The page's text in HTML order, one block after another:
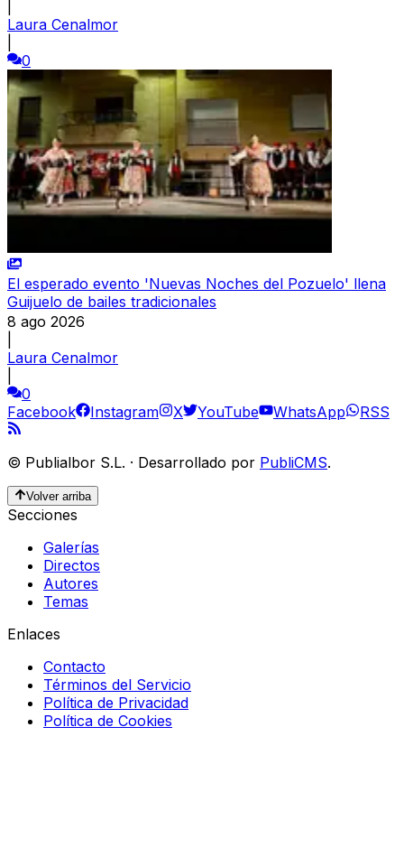
Laura Cenalmor
0
El esperado evento 'Nuevas Noches del Pozuelo' llena
Guijuelo de bailes tradicionales
8 ago 2026
Laura Cenalmor
0
Facebook
Instagram X YouTube WhatsApp RSS
© Publialbor S.L. · Desarrollado por PubliCMS.
Volver arriba
Secciones
Galerías
Directos
Autores
Temas
Enlaces
Contacto
Términos del Servicio
Política de Privacidad
Política de Cookies